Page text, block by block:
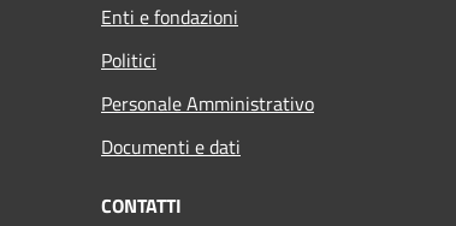
Enti e fondazioni
Politici
Personale Amministrativo
Documenti e dati
CONTATTI